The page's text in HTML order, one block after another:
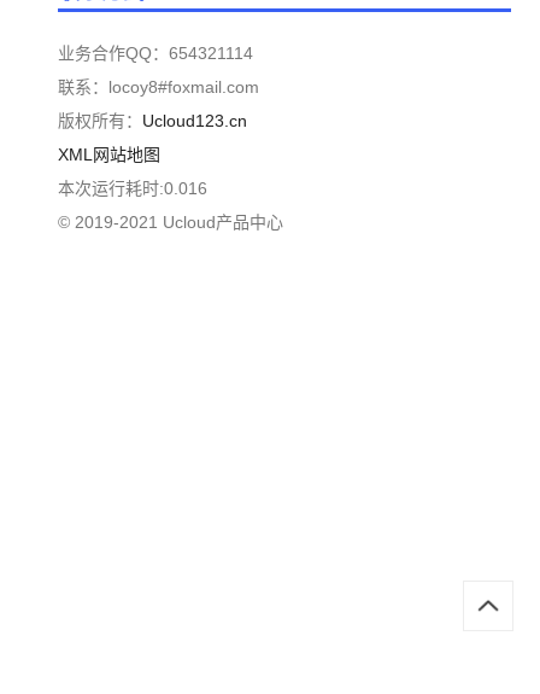
业务合作QQ：654321114
联系：locoy8#foxmail.com
版权所有： Ucloud123.cn
XML网站地图
本次运行耗时:0.016
© 2019-2021 Ucloud产品中心